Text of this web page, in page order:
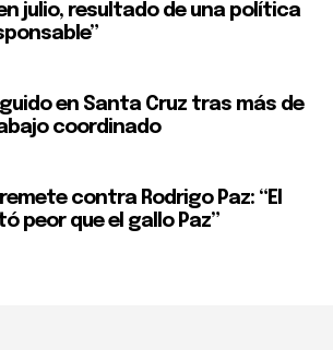
en julio, resultado de una política
en Santa Cruz tras más de
coordinado
contra Rodrigo Paz: “El
peor que el gallo Paz”